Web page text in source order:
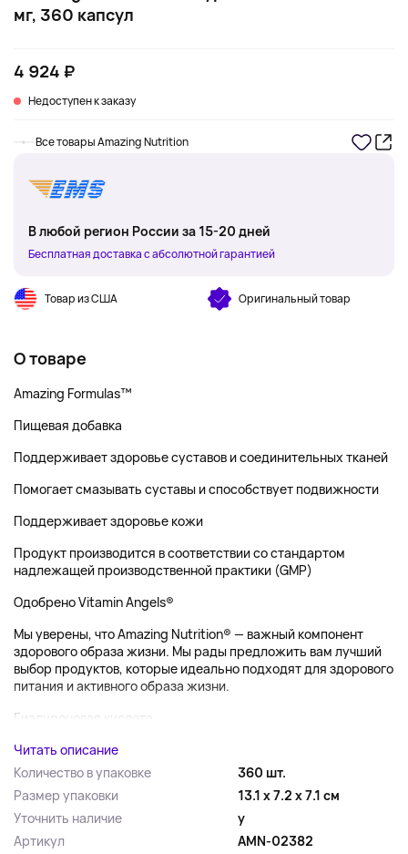
мг, 360 капсул
4 924 ₽
Недоступен к заказу
Все товары Amazing Nutrition
В любой регион России за 15-20 дней
Бесплатная доставка с абсолютной гарантией
Товар из США Оригинальный товар
О товаре
Amazing Formulas™
Пищевая добавка
Поддерживает здоровье суставов и соединительных тканей
Помогает смазывать суставы и способствует подвижности
Поддерживает здоровье кожи
Продукт производится в соответствии со стандартом
надлежащей производственной практики (GMP)
Одобрено Vitamin Angels®
Мы уверены, что Amazing Nutrition® — важный компонент
здорового образа жизни. Мы рады предложить вам лучший
выбор продуктов, которые идеально подходят для здорового
питания и активного образа жизни.
Гиалуроновая кислота...
Читать описание
Количество в упаковке
360 шт.
Размер упаковки
13.1 x 7.2 x 7.1 см
Уточнить наличие
y
Артикул
AMN-02382